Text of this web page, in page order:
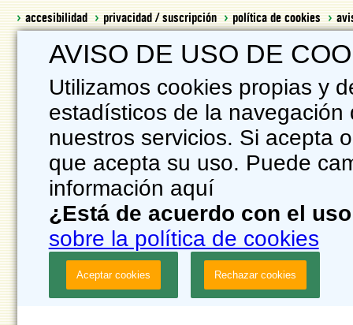
AVISO DE USO DE
Utilizamos cookies propias y
estadísticos de la
nuestros servicios. Si acepta
que acepta su uso. Puede
información aquí
¿Está de acuerdo con el
sobre la política de cookies
accesibilidad privacidad / suscripción política de cookies